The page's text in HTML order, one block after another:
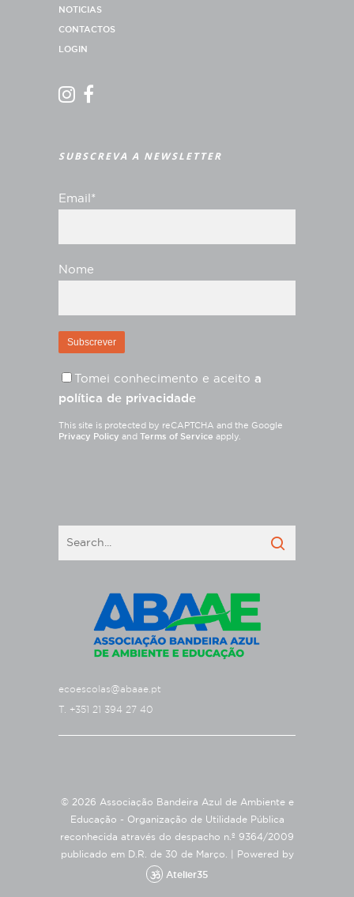
NOTICIAS
CONTACTOS
LOGIN
SUBSCREVA A NEWSLETTER
Email*
Nome
Tomei conhecimento e aceito a
política de privacidade
This site is protected by reCAPTCHA and the Google
Privacy Policy and Terms of Service apply.
ecoescolas@abaae.pt
T. +351 21 394 27 40
© 2026 Associação Bandeira Azul de Ambiente e
Educação - Organização de Utilidade Pública
reconhecida através do despacho n.º 9364/2009
publicado em D.R. de 30 de Março. |
Powered by
Atelier35